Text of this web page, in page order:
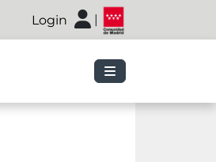
Login |